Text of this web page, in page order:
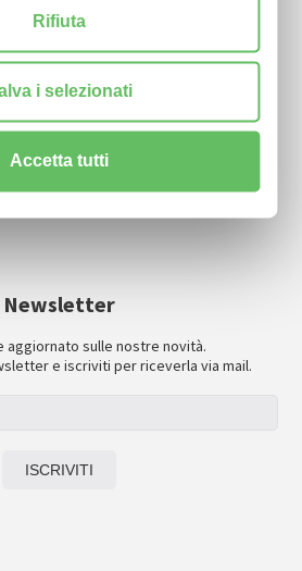
una fase complessa
per il triennio 2026-2029
Newsletter
aggiornato sulle nostre novità.
e iscriviti per riceverla via mail.
Rifiuta
i selezionati
Accetta tutti